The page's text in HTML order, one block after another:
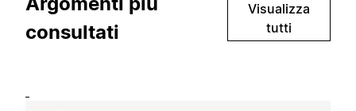
consultati
Visualizza
tutti